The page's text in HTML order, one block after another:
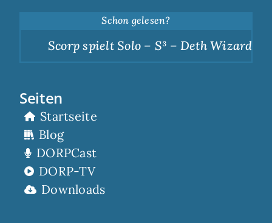
Schon gelesen?
Scorp spielt Solo – S³ – Deth Wizards –
Seiten
Startseite
Blog
DORPCast
DORP-TV
Downloads